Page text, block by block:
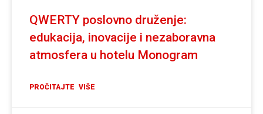
QWERTY poslovno druženje:
edukacija, inovacije i nezaboravna
atmosfera u hotelu Monogram
PROČITAJTE VIŠE